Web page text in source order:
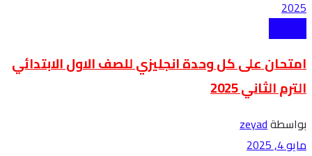
امتحان على كل وحدة انجليزي للصف الاول الابتدائي
الترم الثاني 2025
بواسطة zeyad
مايو 4, 2025